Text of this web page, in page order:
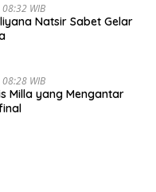
WIB
Natsir Sabet Gelar
WIB
Milla yang Mengantar